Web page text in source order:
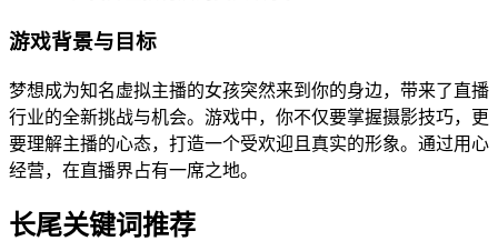
游戏背景与目标
梦想成为知名虚拟主播的女孩突然来到你的身边，带来了直播
行业的全新挑战与机会。游戏中，你不仅要掌握摄影技巧，更
要理解主播的心态，打造一个受欢迎且真实的形象。通过用心
经营，在直播界占有一席之地。
长尾关键词推荐